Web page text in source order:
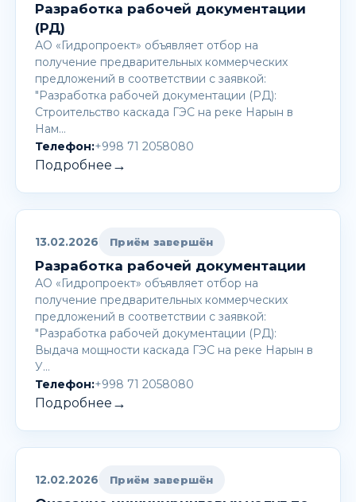
Разработка рабочей документации
(РД)
АО «Гидропроект» объявляет отбор на
получение предварительных коммерческих
предложений в соответствии с заявкой:
"Разработка рабочей документации (РД):
Строительство каскада ГЭС на реке Нарын в
Нам…
Телефон:+998 71 2058080
Подробнее →
13.02.2026 Приём завершён
Разработка рабочей документации
АО «Гидропроект» объявляет отбор на
получение предварительных коммерческих
предложений в соответствии с заявкой:
"Разработка рабочей документации (РД):
Выдача мощности каскада ГЭС на реке Нарын в
У…
Телефон:+998 71 2058080
Подробнее →
12.02.2026 Приём завершён